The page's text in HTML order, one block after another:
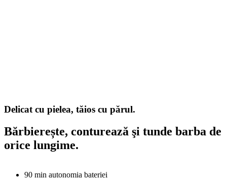
Delicat cu pielea, tăios cu părul.
Bărbierește, conturează şi tunde barba de
orice lungime.
90 min autonomia bateriei